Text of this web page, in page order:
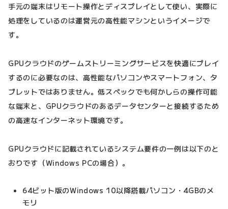
手元の端末はリモート操作とディスプレイとして使い、実際に
処理をしているのは運営元の高性能マシンというイメージで
す。
GPUクラウドのゲームストリーミングサービスを快適にプレイ
するのに必要なのは、高性能なパソコンやスマートフォン、タ
ブレットではありません。低スペックでも何かしらの操作可能
な端末と、GPUクラウドのあるデータセンターと接続するため
の高速なインターネット環境です。
GPUクラウドに記載されているシステム要件の一例は以下のと
おりです（Windows PCの場合）。
64ビット版のWindows 10以降搭載パソコン・4GBのメ
モリ